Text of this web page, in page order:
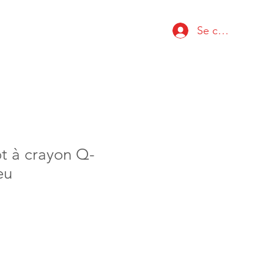
Se connecter
à crayon Q-